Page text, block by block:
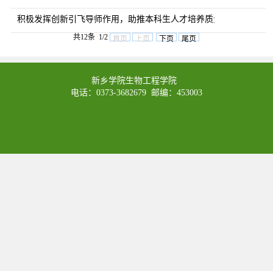
积极发挥创新引飞导师作用，助推本科生人才培养质量
共12条 1/2 首页 上页 下页 尾页
新乡学院生物工程学院
电话：0373-3682679 邮编：453003